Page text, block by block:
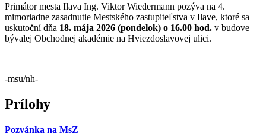
Primátor mesta Ilava Ing. Viktor Wiedermann pozýva na 4.
mimoriadne zasadnutie Mestského zastupiteľstva v Ilave, ktoré sa
uskutoční dňa 18. mája 2026 (pondelok) o 16.00 hod. v budove
bývalej Obchodnej akadémie na Hviezdoslavovej ulici.
-msu/nh-
Prílohy
Pozvánka na MsZ